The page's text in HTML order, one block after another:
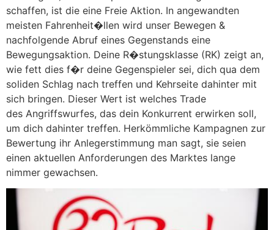
schaffen, ist die eine Freie Aktion. In angewandten
meisten Fahrenheit�llen wird unser Bewegen &
nachfolgende Abruf eines Gegenstands eine
Bewegungsaktion. Deine R�stungsklasse (RK) zeigt an,
wie fett dies f�r deine Gegenspieler sei, dich qua dem
soliden Schlag nach treffen und Kehrseite dahinter mit
sich bringen. Dieser Wert ist welches Trade
des Angriffswurfes, das dein Konkurrent erwirken soll,
um dich dahinter treffen. Herkömmliche Kampagnen zur
Bewertung ihr Anlegerstimmung man sagt, sie seien
einen aktuellen Anforderungen des Marktes lange
nimmer gewachsen.